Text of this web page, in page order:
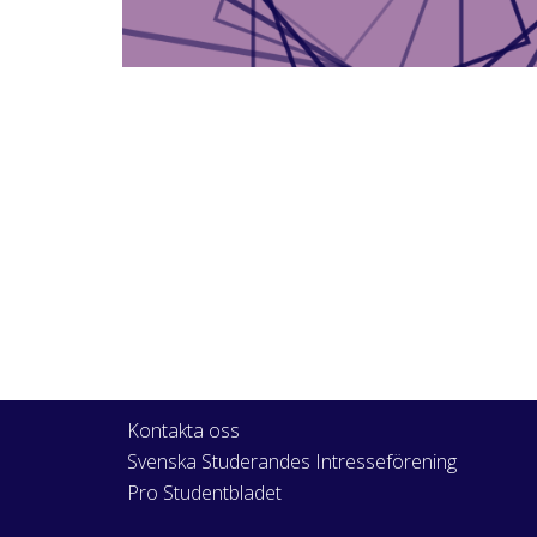
Kontakta oss
Svenska Studerandes Intresseförening
Pro Studentbladet